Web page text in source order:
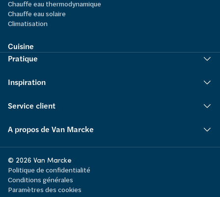
Chauffe eau thermodynamique
Chauffe eau solaire
Climatisation
Cuisine
Pratique
Inspiration
Service client
A propos de Van Marcke
© 2026 Van Marcke
Politique de confidentialité
Conditions générales
Paramètres des cookies